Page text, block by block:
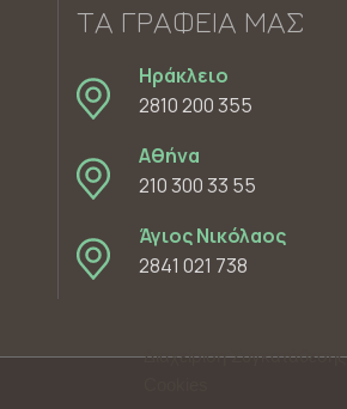
Διαχείριση Συγκατάθεσης
ΤΑ ΓΡΑΦΕΊΑ ΜΑΣ
Ηράκλειο
2810 200 355
Αθήνα
210 300 33 55
Άγιος Νικόλαος
2841 021 738